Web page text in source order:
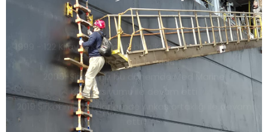
1999 - 122 Kılavuz Kaptanın büyük emekleriyle bir araya
gelmesi ile kuruldu
2005-Şirketimiz bu dönemde Med Marine
Konsorsiyumu ile devam etti
2019 Şirketimiz bu dönemde Ankaş ortaklığı ile devam
2024 Şirketimiz için yeni bir dönemin başlangıcı olarak
tek başına yoluna devam edecektir.